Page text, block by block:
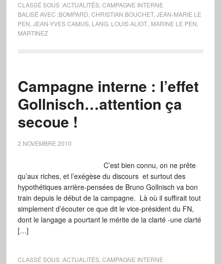
CLASSÉ SOUS :ACTUALITÉS, CAMPAGNE INTERNE
BALISÉ AVEC :BOMPARD CHRISTIAN BOUCHET, JEAN-MARIE LE
PEN JEAN-YVES CAMUS, LANG, LOUIS ALIOT. MARINE LE PEN
MARTINEZ
Campagne interne : l’effet
Gollnisch…attention ça
secoue !
2 NOVEMBRE 2010
C’est bien connu, on ne prête
qu’aux riches, et l’exégèse du discours et surtout des
hypothétiques arrière-pensées de Bruno Gollnisch va bon
train depuis le début de la campagne. Là où il suffirait tout
simplement d’écouter ce que dit le vice-président du FN,
dont le langage a pourtant le mérite de la clarté -une clarté
[…]
CLASSÉ SOUS :ACTUALITÉS, CAMPAGNE INTERNE